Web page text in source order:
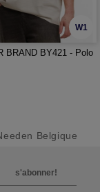
W1
BRAND BY421 - Polo
Belgique
s'abonner!